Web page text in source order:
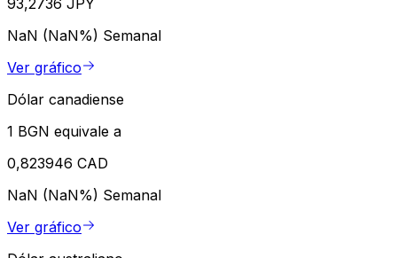
93,2736 JPY
NaN (NaN%) Semanal
Ver gráfico
Dólar canadiense
1 BGN equivale a
0,823946 CAD
NaN (NaN%) Semanal
Ver gráfico